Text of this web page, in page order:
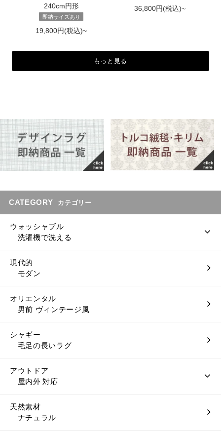
240cm円形
即納サイズあり
19,800円(税込)~
36,800円(税込)~
もっと見る
CATEGORY カテゴリー
ウォッシャブル
洗濯機で洗える
現代的
モダン
オリエンタル
男前 ヴィンテージ風
シャギー
毛足の長いラグ
アウトドア
屋内外 対応
天然素材
ナチュラル